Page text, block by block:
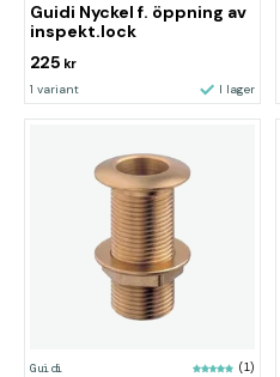
Guidi Nyckel f. öppning av
inspekt.lock
225 kr
1 variant I lager
Guidi (1)